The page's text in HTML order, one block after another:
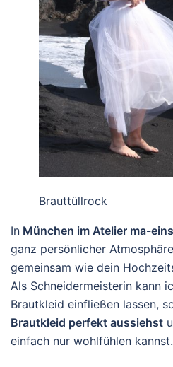
Brauttüllrock
In München im Atelier ma-eins
ganz persönlicher
gemeinsam wie dein
Als Schneidermeisterin kann
Brautkleid einfließen lassen,
Brautkleid perfekt aussiehst
einfach nur wohlfühlen kannst.